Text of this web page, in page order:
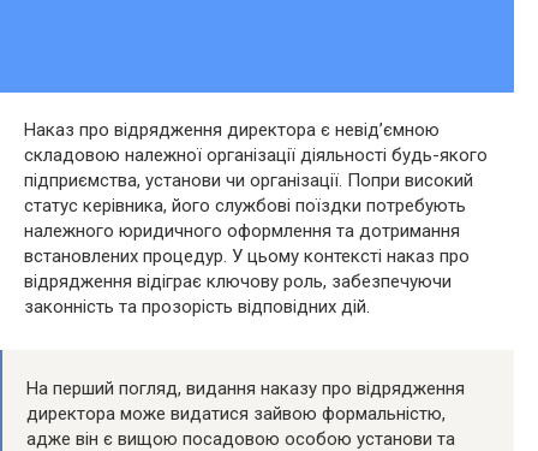
Наказ про відрядження директора є невід’ємною
складовою належної організації діяльності будь-якого
підприємства, установи чи організації. Попри високий
статус керівника, його службові поїздки потребують
належного юридичного оформлення та дотримання
встановлених процедур. У цьому контексті наказ про
відрядження відіграє ключову роль, забезпечуючи
законність та прозорість відповідних дій.
На перший погляд, видання наказу про відрядження
директора може видатися зайвою формальністю,
адже він є вищою посадовою особою установи та